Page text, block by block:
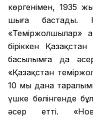
көргенімен, 1935
шыға бастады.
«Теміржолшылар»
біріккен
басылымға да
«Қазақстан
10 мың дана
үшке бөлінгенде
әсер етті.